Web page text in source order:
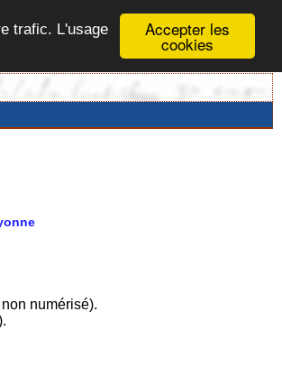
Accepter les
cookies
trafic. L'usage
numérisé).